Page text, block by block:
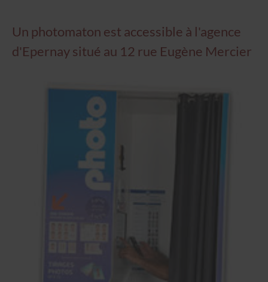
Un photomaton est accessible à l'agence
d'Epernay situé au 12 rue Eugène Mercier